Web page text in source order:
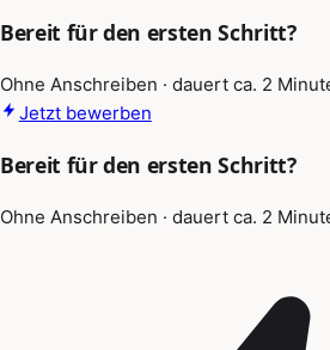
Bereit für den ersten Schritt?
Ohne Anschreiben · dauert ca. 2
Jetzt bewerben
Bereit für den ersten Schritt?
Ohne Anschreiben · dauert ca. 2